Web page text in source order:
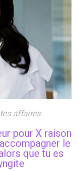
affaires.
pour X raison
le
que tu es